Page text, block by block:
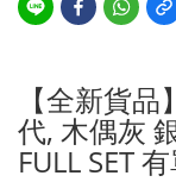
【全新貨
代, 木偶灰
FULL SET